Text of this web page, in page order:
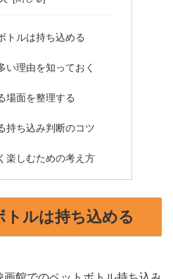
トルは持ち込める
い理由を知っておく
場面を整理する
持ち込み判断のコツ
楽しむための考え方
トルは持ち込める